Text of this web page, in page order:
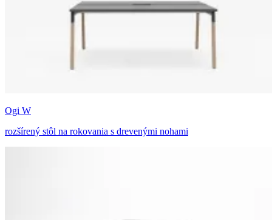
Ogi W
rozšírený stôl na rokovania s drevenými nohami